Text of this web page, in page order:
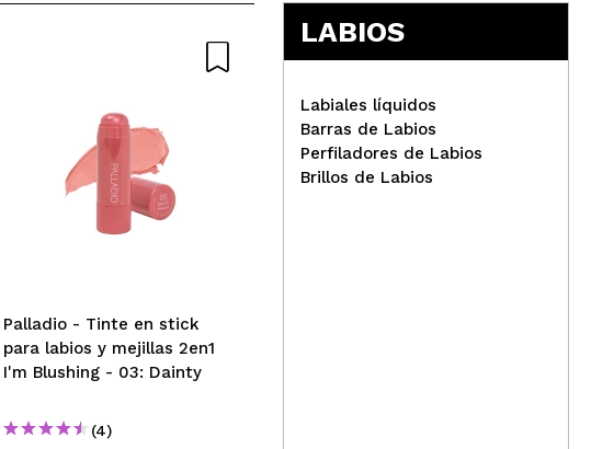
Palladio - Tinte en stick
para labios y mejillas 2en1
I'm Blushing - 03: Dainty
(4)
Revolution - Barra de
LABIOS
Labiales líquidos
Barras de Labios
Perfiladores de Labios
Brillos de Labios